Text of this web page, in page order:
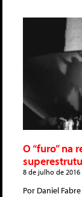
O “furo” na
8 de julho de 2016
Por Daniel